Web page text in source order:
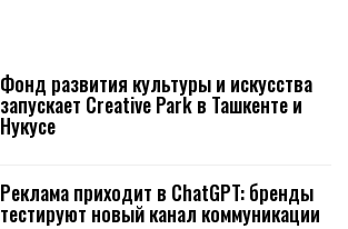
Фонд развития культуры и искусства
запускает Creative Park в Ташкенте и
Нукусе
Реклама приходит в ChatGPT: бренды
тестируют новый канал коммуникации